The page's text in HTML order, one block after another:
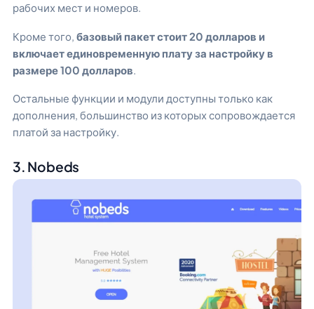
рабочих мест и номеров.
Кроме того, базовый пакет стоит 20 долларов и
включает единовременную плату за настройку в
размере 100 долларов
Остальные функции и модули доступны только как
дополнения, большинство из которых сопровождается
платой за настройку.
3. Nobeds